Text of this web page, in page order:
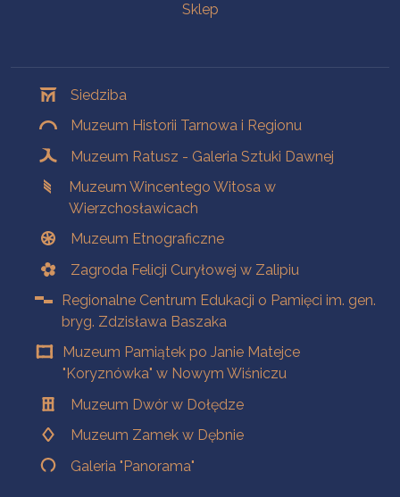
Sklep
Siedziba
Muzeum Historii Tarnowa i Regionu
Muzeum Ratusz - Galeria Sztuki Dawnej
Muzeum Wincentego Witosa w
Wierzchosławicach
Muzeum Etnograficzne
Zagroda Felicji Curyłowej w Zalipiu
Regionalne Centrum Edukacji o Pamięci im. gen.
bryg. Zdzisława Baszaka
Muzeum Pamiątek po Janie Matejce
"Koryznówka" w Nowym Wiśniczu
Muzeum Dwór w Dołędze
Muzeum Zamek w Dębnie
Galeria "Panorama"